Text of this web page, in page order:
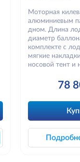
Моторная
алюминиевым
дном. Длина
диаметр
комплекте с
мягкие
носовой тент и
78